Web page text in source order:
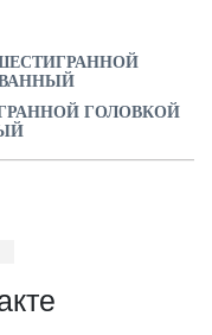
ГОЛОВКОЙ